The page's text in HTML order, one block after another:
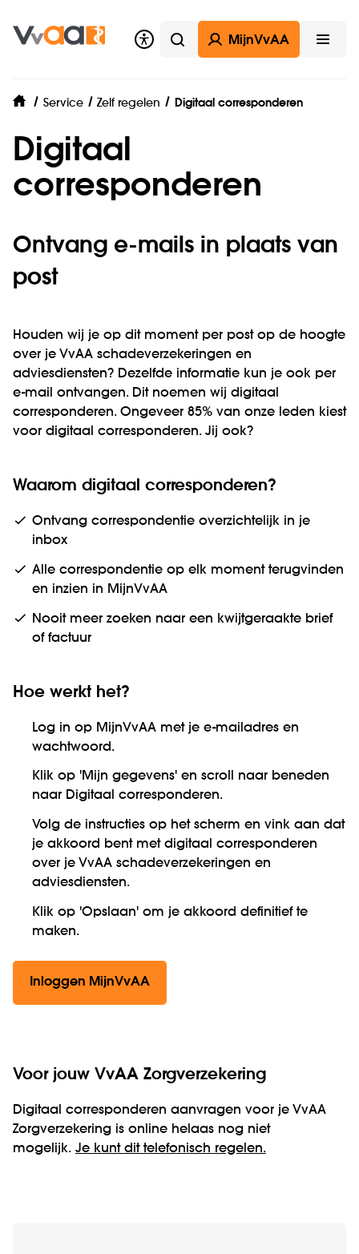
Zoeken
MijnVvAA
home
Service Zelf regelen Digitaal corresponderen
Digitaal
corresponderen
Ontvang e-mails in plaats van
post
Houden wij je op dit moment per post op de hoogte
over je VvAA schadeverzekeringen en
adviesdiensten? Dezelfde informatie kun je ook per
e-mail ontvangen. Dit noemen wij digitaal
corresponderen. Ongeveer 85% van onze leden kiest
voor digitaal corresponderen. Jij ook?
Waarom digitaal corresponderen?
Ontvang correspondentie overzichtelijk in je
inbox
Alle correspondentie op elk moment terugvinden
en inzien in MijnVvAA
Nooit meer zoeken naar een kwijtgeraakte brief
of factuur
Hoe werkt het?
Log in op MijnVvAA met je e-mailadres en
wachtwoord.
Klik op 'Mijn gegevens' en scroll naar beneden
naar Digitaal corresponderen.
Volg de instructies op het scherm en vink aan dat
je akkoord bent met digitaal corresponderen
over je VvAA schadeverzekeringen en
adviesdiensten.
Klik op 'Opslaan' om je akkoord definitief te
maken.
Inloggen MijnVvAA
Voor jouw VvAA Zorgverzekering
Digitaal corresponderen aanvragen voor je VvAA
Zorgverzekering is online helaas nog niet
mogelijk. Je kunt dit telefonisch regelen.